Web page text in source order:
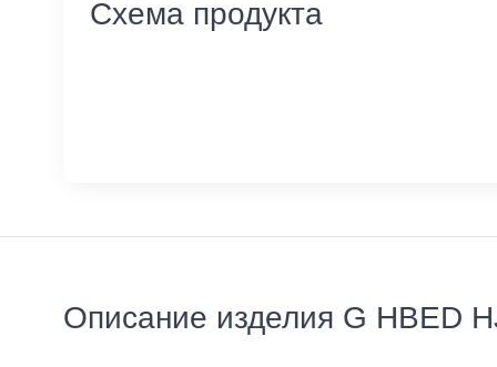
Схема продукта
Описание изделия G HBED